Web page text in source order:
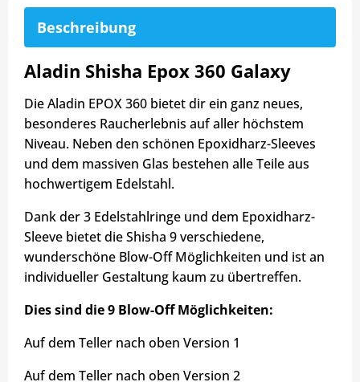
Beschreibung
Aladin Shisha Epox 360 Galaxy
Die Aladin EPOX 360 bietet dir ein ganz neues,
besonderes Raucherlebnis auf aller höchstem
Niveau. Neben den schönen Epoxidharz-Sleeves
und dem massiven Glas bestehen alle Teile aus
hochwertigem Edelstahl.
Dank der 3 Edelstahlringe und dem Epoxidharz-
Sleeve bietet die Shisha 9 verschiedene,
wunderschöne Blow-Off Möglichkeiten und ist an
individueller Gestaltung kaum zu übertreffen.
Dies sind die 9 Blow-Off Möglichkeiten:
Auf dem Teller nach oben Version 1
Auf dem Teller nach oben Version 2